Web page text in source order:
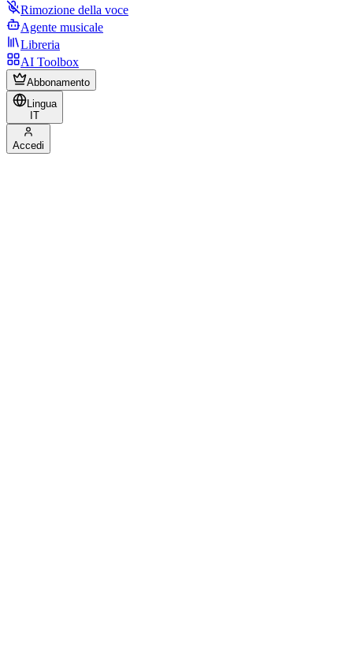
Rimozione della voce
Agente musicale
Libreria
AI Toolbox
Abbonamento
Lingua
IT
Accedi